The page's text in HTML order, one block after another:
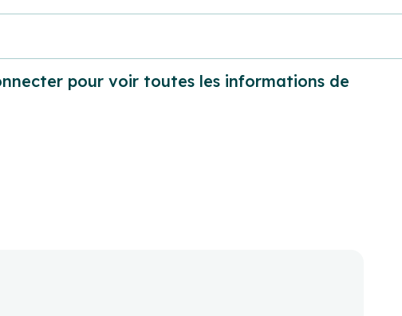
pour voir toutes les informations de